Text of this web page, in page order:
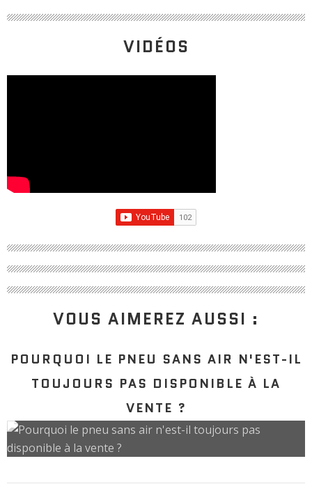
VIDÉOS
VOUS AIMEREZ AUSSI :
POURQUOI LE PNEU SANS AIR N'EST-IL
TOUJOURS PAS DISPONIBLE À LA
VENTE ?